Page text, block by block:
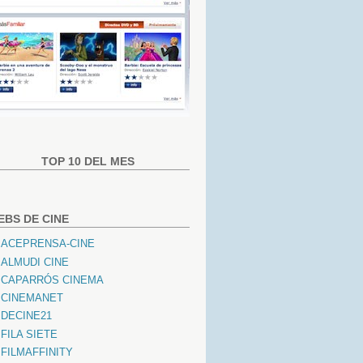
TOP 10 DEL MES
DE CINE
ACEPRENSA-CINE
ALMUDI CINE
CAPARRÓS CINEMA
CINEMANET
DECINE21
FILA SIETE
FILMAFFINITY